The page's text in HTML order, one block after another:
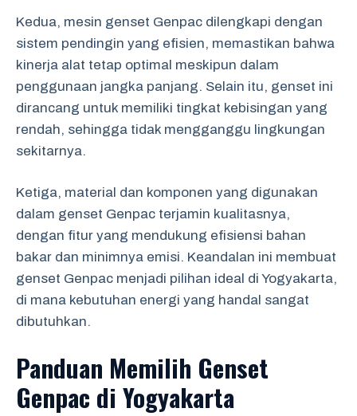
Kedua, mesin genset Genpac dilengkapi dengan
sistem pendingin yang efisien, memastikan bahwa
kinerja alat tetap optimal meskipun dalam
penggunaan jangka panjang. Selain itu, genset ini
dirancang untuk memiliki tingkat kebisingan yang
rendah, sehingga tidak mengganggu lingkungan
sekitarnya.
Ketiga, material dan komponen yang digunakan
dalam genset Genpac terjamin kualitasnya,
dengan fitur yang mendukung efisiensi bahan
bakar dan minimnya emisi. Keandalan ini membuat
genset Genpac menjadi pilihan ideal di Yogyakarta,
di mana kebutuhan energi yang handal sangat
dibutuhkan.
Panduan Memilih Genset
Genpac di Yogyakarta